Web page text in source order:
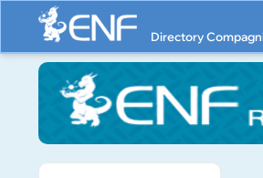
Directory